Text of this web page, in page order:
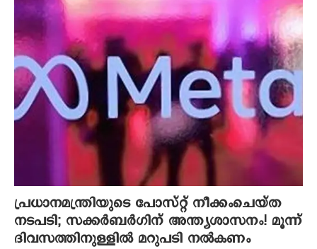
പ്രധാനമന്ത്രിയുടെ പോസ്റ്റ് നീക്കംചെയ്ത
നടപടി; സക്കർബർഗിന് അന്ത്യശാസനം! മൂന്ന്
ദിവസത്തിനുള്ളില്‍ മറുപടി നല്‍കണം